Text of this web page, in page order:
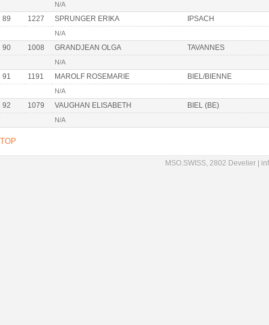
N/A
89 1227 SPRUNGER ERIKA IPSACH
N/A
90 1008 GRANDJEAN OLGA TAVANNES
N/A
91 1191 MAROLF ROSEMARIE BIEL/BIENNE
N/A
92 1079 VAUGHAN ELISABETH BIEL (BE)
N/A
TOP
MSO.SWISS, 2802 Develier |